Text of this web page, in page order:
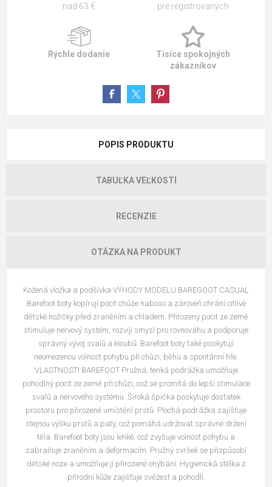
nad 63 €
pre registrovaných
Rýchle dodanie
Tisíce spokojných
zákazníkov
POPIS PRODUKTU
TABUĽKA VEĽKOSTÍ
RECENZIE
OTÁZKA NA PRODUKT
Kožená vložka a podšívka VÝHODY MODELU BAREGOOT CASUAL
Barefoot boty kopírují pocit chůze naboso a zároveň chrání citlivé
dětské nožičky před zraněním a chladem. Přirozený pocit ze země
stimuluje nervový systém, rozvíjí smysl pro rovnováhu a podporuje
správný vývoj svalů a kloubů. Barefoot boty také poskytují
neomezenou volnost pohybu při chůzi, běhu a spontánní hře.
VLASTNOSTI BAREFOOT Pružná, tenká podrážka umožňuje
pohodlný pocit ze země při chůzi, což se promítá do lepší stimulace
svalů a nervového systému. Široká špička poskytuje dostatek
prostoru pro přirozené umístění prstů. Plochá podrážka zajišťuje
stejnou výšku prstů a paty, což pomáhá udržovat správné držení
těla. Barefoot boty jsou lehké, což zvyšuje volnost pohybu a
zabraňuje zraněním a deformacím. Pružný svršek se přizpůsobí
dětské noze a umožňuje jí přirozené ohýbání. Hygienická stélka z
přírodní kůže zajišťuje svěžest a pohodlí.